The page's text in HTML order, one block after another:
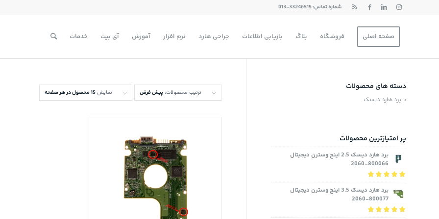
شماره تماس: 33246515-013
صفحه اصلی فروشگاه بلاگ بازیابی اطلاعات جراحی هارد نرم افزار آموزش آی بیت خدمات
ترتیب محصولات: پیش فرض نمایش 15 محصول در هر صفحه
دسته های محصولات
برد هارد دیسک
پر امتیازترین محصولات
برد هارد دیسک 2.5 اینچ وسترن دیجیتال
800066-2060
نمره5.00از 5
برد هارد دیسک 3.5 اینچ وسترن دیجیتال
800077-2060